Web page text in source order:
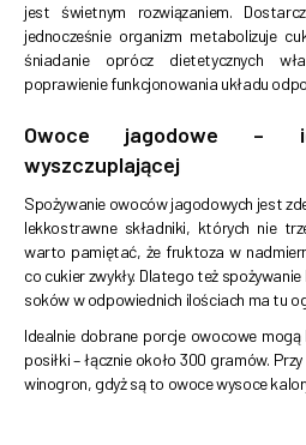
jest świetnym rozwiązaniem.
jednocześnie organizm metabolizuje
śniadanie oprócz dietetycznych
poprawienie funkcjonowania układu
Owoce jagodowe –
wyszczuplającej
Spożywanie owoców jagodowych jest
lekkostrawne składniki, których nie
warto pamiętać, że fruktoza w
co cukier zwykły. Dlatego też
soków w odpowiednich ilościach ma tu
Idealnie dobrane porcje owocowe
posiłki – łącznie około 300 gramów.
winogron, gdyż są to owoce wysoce